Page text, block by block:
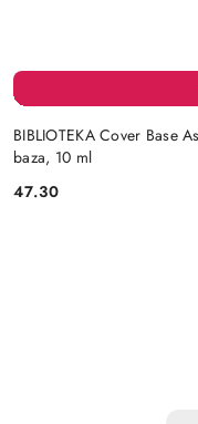
BIBLIOTEKA Cover Base
baza, 10 ml
Cena:
47.30